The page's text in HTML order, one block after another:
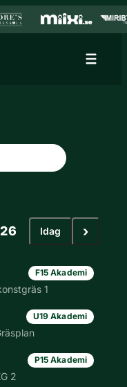
Idag ›
F15 Akademi
1
U19 Akademi
P15 Akademi
2